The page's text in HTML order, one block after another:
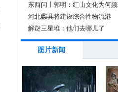
东西问丨郭明：红山文化为何
河北蠡县将建设综合性物流港
解谜三星堆：他们去哪儿了
图片新闻